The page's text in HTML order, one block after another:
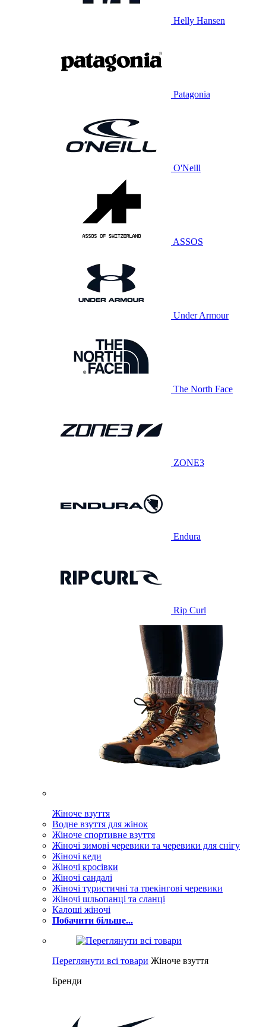
Helly Hansen
Patagonia
O'Neill
ASSOS
Under Armour
The North Face
ZONE3
Endura
Rip Curl
Жіноче взуття
Водне взуття для жінок
Жіноче спортивне взуття
Жіночі зимові черевики та черевики для снігу
Жіночі кеди
Жіночі кросівки
Жіночі сандалі
Жіночі туристичні та трекінгові черевики
Жіночі шльопанці та сланці
Калоші жіночі
Побачити більше...
Переглянути всі товари Жіноче взуття
Бренди